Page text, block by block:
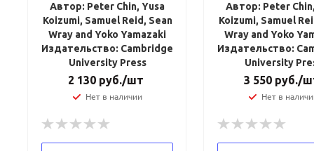
Автор: Peter Chin, Yusa
Koizumi, Samuel Reid, Sean
Wray and Yoko Yamazaki
Издательство: Cambridge
University Press
2 130 руб./шт
Нет в наличии
Автор: Peter
Koizumi, Samuel
Wray and Yoko
Издательство:
University
3 550 руб./
Нет в